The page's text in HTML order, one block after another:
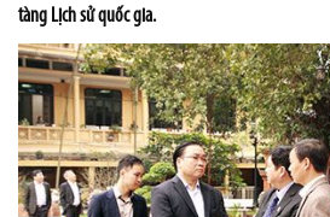
tàng Lịch sử quốc gia.